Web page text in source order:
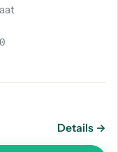
Details →